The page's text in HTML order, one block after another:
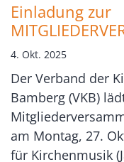
Einladung zur
4. Okt. 2025
Der Verband der
Bamberg (VKB)
am Montag, 27.
für Kirchenmusik